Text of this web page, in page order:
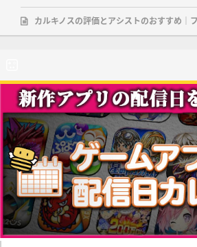
カルキノスの評価とアシストのおすすめ｜